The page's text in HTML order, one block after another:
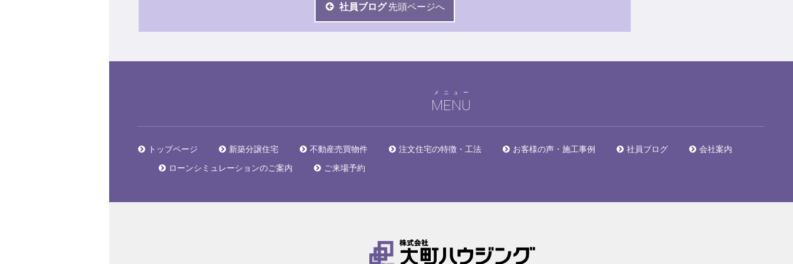
社員ブログ 先頭ページへ
MENU
メニュー
トップページ 新築分譲住宅 不動産売買物件 注文住宅の特徴・工法 お客様の声・施工事例 社員ブログ
会社案内
ローンシミュレーションのご案内
ご来場予約